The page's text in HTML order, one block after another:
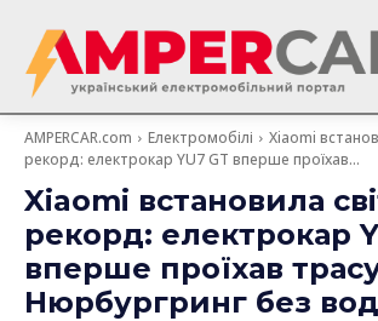
AMPERCAR.com Електромобілі
Xiaomi
рекорд: електрокар YU7 GT вперше проїхав...
Xiaomi встановила
рекорд: електрокар
вперше проїхав
Нюрбургринг без